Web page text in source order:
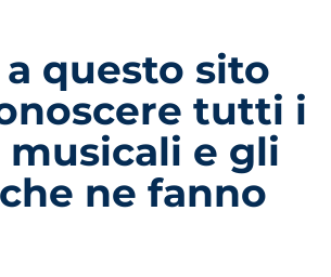
a questo sito
tutti i
e gli
ne fanno